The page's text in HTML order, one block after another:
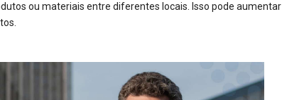
ou materiais entre diferentes locais. Isso pode aumentar